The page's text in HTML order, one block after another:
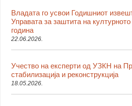
Владата го усвои Годишниот
Управата за заштита на
година
22.06.2026.
Учество на експерти од УЗКН на
стабилизација и реконструкција
18.05.2026.